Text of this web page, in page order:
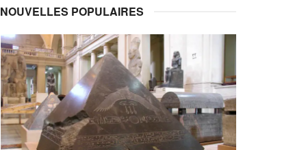
NOUVELLES POPULAIRES